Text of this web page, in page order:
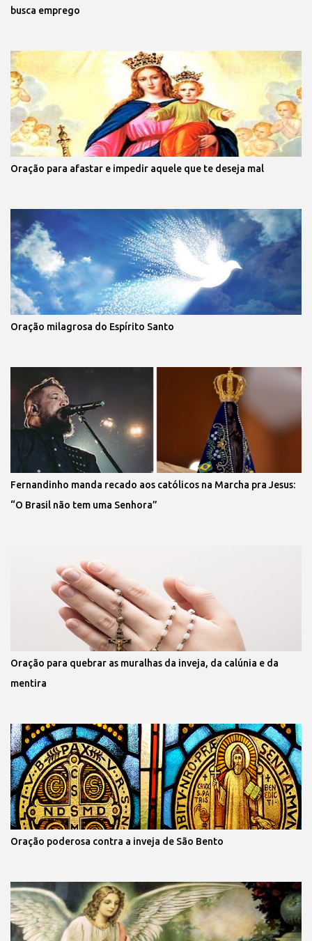
busca emprego
Oração para afastar e impedir aquele que te deseja mal
Oração milagrosa do Espírito Santo
Fernandinho manda recado aos católicos na Marcha pra Jesus:
“O Brasil não tem uma Senhora”
Oração para quebrar as muralhas da inveja, da calúnia e da
mentira
Oração poderosa contra a inveja de São Bento